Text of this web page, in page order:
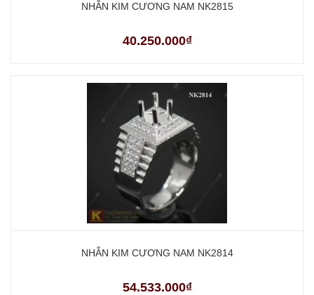
NHẪN KIM CƯƠNG NAM NK2815
40.250.000₫
NHẪN KIM CƯƠNG NAM NK2814
54.533.000₫